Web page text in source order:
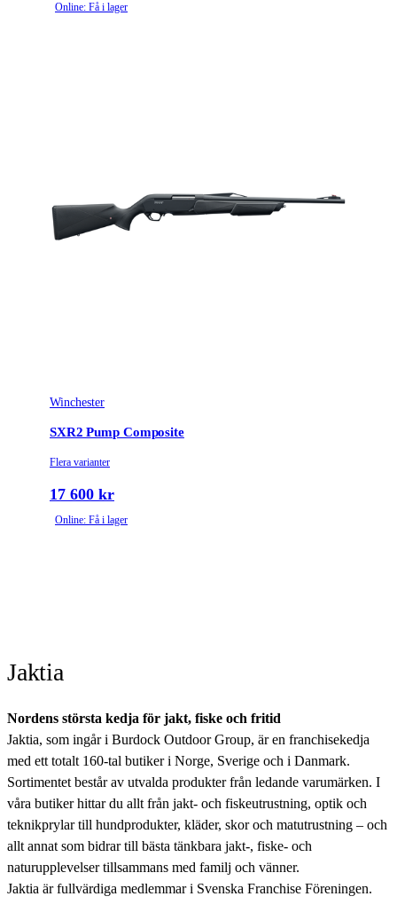
Online: Få i lager
Winchester
SXR2 Pump Composite
Flera varianter
17 600 kr
Online: Få i lager
Jaktia
Nordens största kedja för jakt, fiske och fritid
Jaktia, som ingår i Burdock Outdoor Group, är en franchisekedja
med ett totalt 160-tal butiker i Norge, Sverige och i Danmark.
Sortimentet består av utvalda produkter från ledande varumärken. I
våra butiker hittar du allt från jakt- och fiskeutrustning, optik och
teknikprylar till hundprodukter, kläder, skor och matutrustning – och
allt annat som bidrar till bästa tänkbara jakt-, fiske- och
naturupplevelser tillsammans med familj och vänner.
Jaktia är fullvärdiga medlemmar i Svenska Franchise Föreningen.